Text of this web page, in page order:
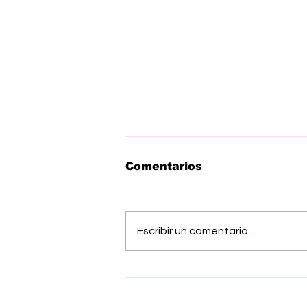
Comentarios
Escribir un comentario...